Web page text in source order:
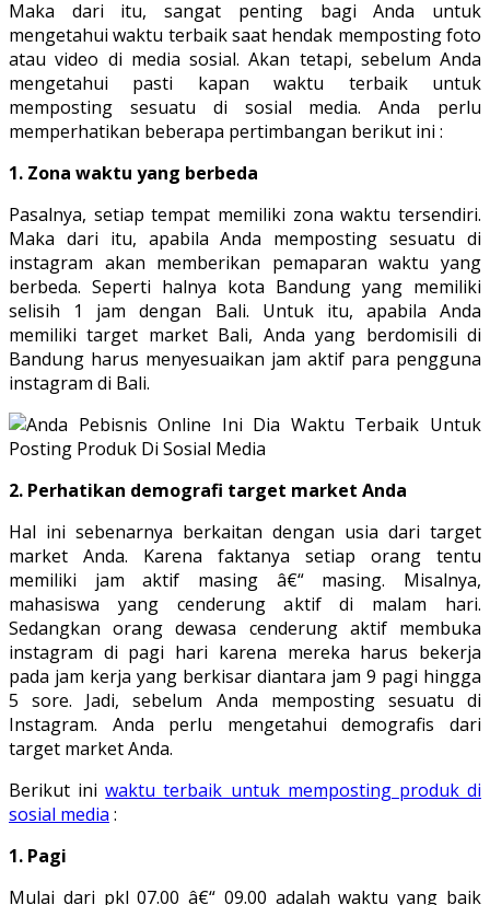
Maka dari itu, sangat penting bagi Anda untuk
mengetahui waktu terbaik saat hendak memposting foto
atau video di media sosial. Akan tetapi, sebelum Anda
mengetahui pasti kapan waktu terbaik untuk
memposting sesuatu di sosial media. Anda perlu
memperhatikan beberapa pertimbangan berikut ini :
1. Zona waktu yang berbeda
Pasalnya, setiap tempat memiliki zona waktu tersendiri.
Maka dari itu, apabila Anda memposting sesuatu di
instagram akan memberikan pemaparan waktu yang
berbeda. Seperti halnya kota Bandung yang memiliki
selisih 1 jam dengan Bali. Untuk itu, apabila Anda
memiliki target market Bali, Anda yang berdomisili di
Bandung harus menyesuaikan jam aktif para pengguna
instagram di Bali.
2. Perhatikan demografi target market Anda
Hal ini sebenarnya berkaitan dengan usia dari target
market Anda. Karena faktanya setiap orang tentu
memiliki jam aktif masing â€“ masing. Misalnya,
mahasiswa yang cenderung aktif di malam hari.
Sedangkan orang dewasa cenderung aktif membuka
instagram di pagi hari karena mereka harus bekerja
pada jam kerja yang berkisar diantara jam 9 pagi hingga
5 sore. Jadi, sebelum Anda memposting sesuatu di
Instagram. Anda perlu mengetahui demografis dari
target market Anda.
Berikut iniwaktu terbaik untuk memposting produk di
sosial media :
1. Pagi
Mulai dari pkl 07.00 â€“ 09.00 adalah waktu yang baik